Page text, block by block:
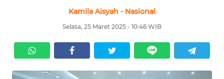
Kamila Aisyah - Nasional
Selasa, 25 Maret 2025 - 10:46 WIB
EKUIN